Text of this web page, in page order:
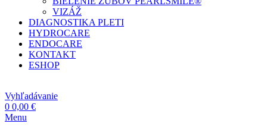
VIZÁŽ
DIAGNOSTIKA PLETI
HYDROCARE
ENDOCARE
KONTAKT
ESHOP
Vyhľadávanie
0 0,00 €
Menu